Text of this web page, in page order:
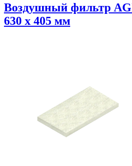
Воздушный фильтр
630 x 405 мм